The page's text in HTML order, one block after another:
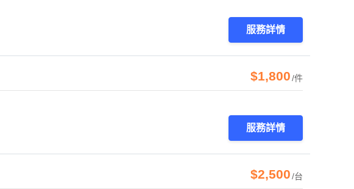
服務詳情
$1,800/件
服務詳情
$2,500/台